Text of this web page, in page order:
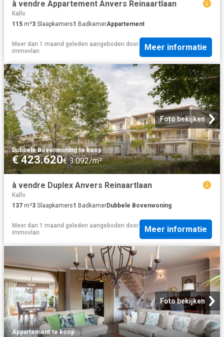
à vendre Appartement Anvers Reinaartlaan
Kallo
115 m²3 Slaapkamers1 BadkamerAppartement
Meer dan 1 maand geleden aangeboden door
immovlan
Meer informatie
Foto bekijken
Dubbele Bovenwoning·te koop
€ 423.620€ 3.092/m²
à vendre Duplex Anvers Reinaartlaan
Kallo
137 m²3 Slaapkamers1 BadkamerDubbele Bovenwoning
Meer dan 1 maand geleden aangeboden door
immovlan
Meer informatie
Foto bekijken
Appartement·te koop